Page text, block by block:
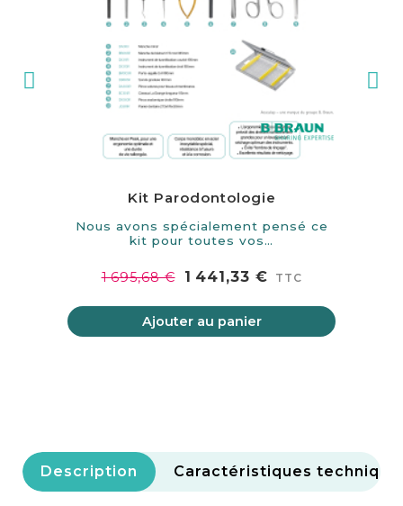
Kit Parodontologie
Nous avons spécialement pensé ce
kit pour toutes vos…
1 695,68 € 1 441,33 € TTC
Ajouter au panier
Description Caractéristiques